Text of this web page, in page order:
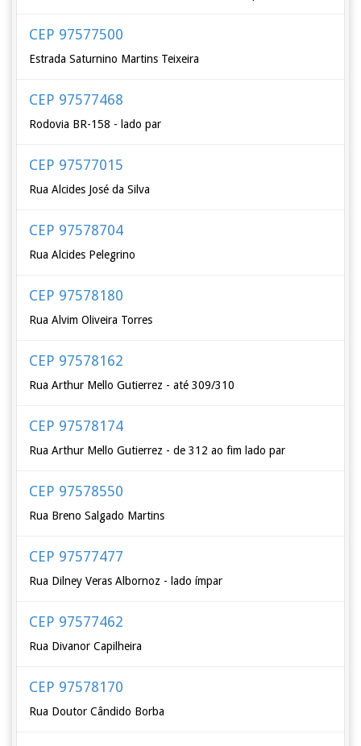
CEP 97577500
Estrada Saturnino Martins Teixeira
CEP 97577468
Rodovia BR-158 - lado par
CEP 97577015
Rua Alcides José da Silva
CEP 97578704
Rua Alcides Pelegrino
CEP 97578180
Rua Alvim Oliveira Torres
CEP 97578162
Rua Arthur Mello Gutierrez - até 309/310
CEP 97578174
Rua Arthur Mello Gutierrez - de 312 ao fim lado par
CEP 97578550
Rua Breno Salgado Martins
CEP 97577477
Rua Dilney Veras Albornoz - lado ímpar
CEP 97577462
Rua Divanor Capilheira
CEP 97578170
Rua Doutor Cândido Borba